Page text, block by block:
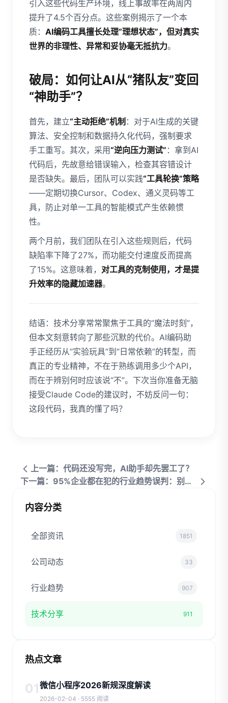
引入这些代码生产环境，线上事故率在两周内
提升了4.5个百分点。这些案例揭示了一个本
质： AI编码工具擅长处理“理想状态”，但对真实
世界的非理性、异常和妥协毫无抵抗力。
破局：如何让AI从“猪队友”变回
“神助手”？
首先，建立“主动拒绝”机制 ：对于AI生成的关键
算法、安全控制和数据持久化代码，强制要求
手工重写。其次，采用“逆向压力测试” ：拿到AI
代码后，先故意给错误输入，检查其容错设计
是否缺失。最后，团队可以实践“工具轮换”策略
——定期切换Cursor、Codex、通义灵码等工
具，防止对单一工具的智能模式产生依赖惯
性。
两个月前，我们团队在引入这些规则后，代码
缺陷率下降了27%，而功能交付速度反而提高
了15%。这意味着， 对工具的克制使用，才是提
升效率的隐藏加速器。
结语：技术分享常常聚焦于工具的“魔法时刻”，
但本文刻意转向了那些沉默的代价。AI编码助
手正经历从“实验玩具”到“日常依赖”的转型，而
真正的专业精神，不在于熟练调用多少个API，
而在于辨别何时应该说“不”。下次当你准备无脑
接受Claude Code的建议时，不妨反问一句：
这段代码，我真的懂了吗？
上一篇：代码还没写完，AI助手却先罢工了？
下一篇：95%企业都在犯的行业趋势误判：别让数据欺骗你
内容分类
全部资讯 1851
公司动态 33
行业趋势 907
技术分享 911
热点文章
01微信小程序2026新规深度解读
2026-02-04 · 5555 阅读